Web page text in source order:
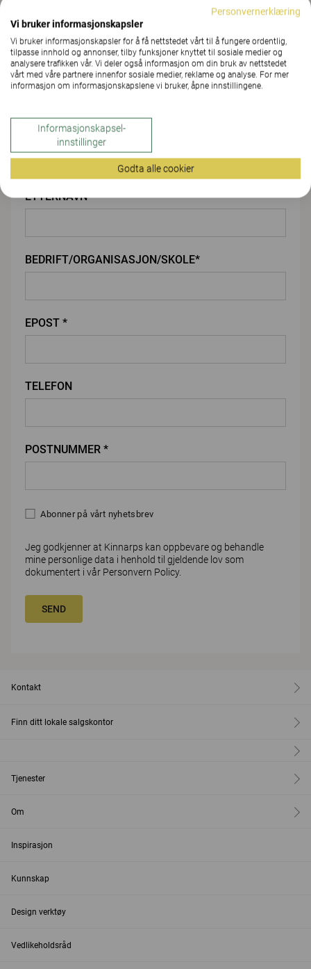
LAST OPP VEDLEGG
FORNAVN*
ETTERNAVN*
BEDRIFT/ORGANISASJON/SKOLE*
EPOST *
TELEFON
POSTNUMMER *
Abonner på vårt nyhetsbrev
Jeg godkjenner at Kinnarps kan oppbevare og behandle
mine personlige data i henhold til gjeldende lov som
dokumentert i vår Personvern Policy.
SEND
Kontakt
Finn ditt lokale salgskontor
Tjenester
Om
Inspirasjon
Kunnskap
Design verktøy
Vedlikeholdsråd
Personvernerklæring
Vi bruker informasjonskapsler
Vi bruker informasjonskapsler for å få nettstedet vårt til å fungere ordentlig,
tilpasse innhold og annonser, tilby funksjoner knyttet til sosiale medier og
analysere trafikken vår. Vi deler også informasjon om din bruk av nettstedet
vårt med våre partnere innenfor sosiale medier, reklame og analyse. For mer
informasjon om informasjonskapslene vi bruker, åpne innstillingene.
Informasjonskapsel-
innstillinger
Godta alle cookier